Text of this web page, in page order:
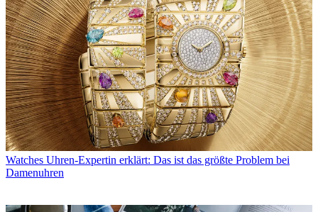
Watches Uhren-Expertin erklärt: Das ist das größte Problem bei
Damenuhren